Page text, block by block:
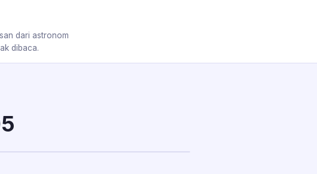
dari astronom
dibaca.